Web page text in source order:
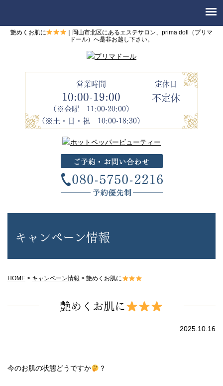
艶めくお肌に
｜岡山市北区にあるエステサロン、prima doll（プリマ
ドール）へ是非お越し下さい。
営業時間
10:00-19:00
（※金曜 11:00-20:00）
（※土・日・祝 10:00-18:30）
定休日
不定休
キャンペーン情報
HOME > キャンペーン情報 > 艶めくお肌に
艶めくお肌に
2025.10.16
今のお肌の状態どうですか ？